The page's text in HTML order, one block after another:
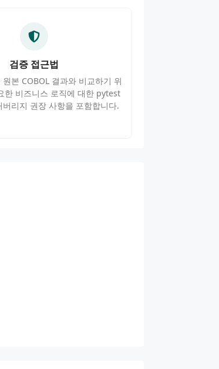
검증 접근법
본 COBOL 결과와 비교하기 위
한 비즈니스 로직에 대한 pytest
버리지 권장 사항을 포함합니다.